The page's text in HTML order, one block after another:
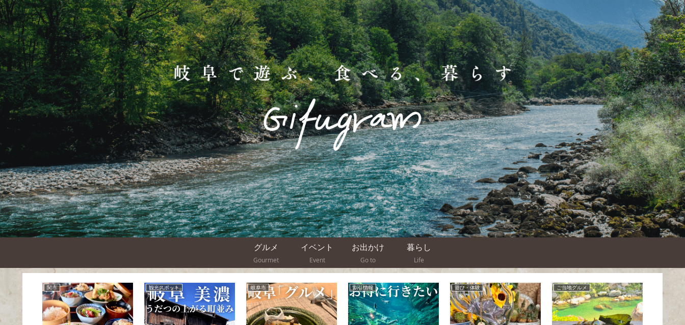
グルメ
Gourmet
イベント
Event
お出かけ
Go to
暮らし
Life
関市 観光スポット 岐阜市 割引情報 遊び・体験 ご当地グルメ